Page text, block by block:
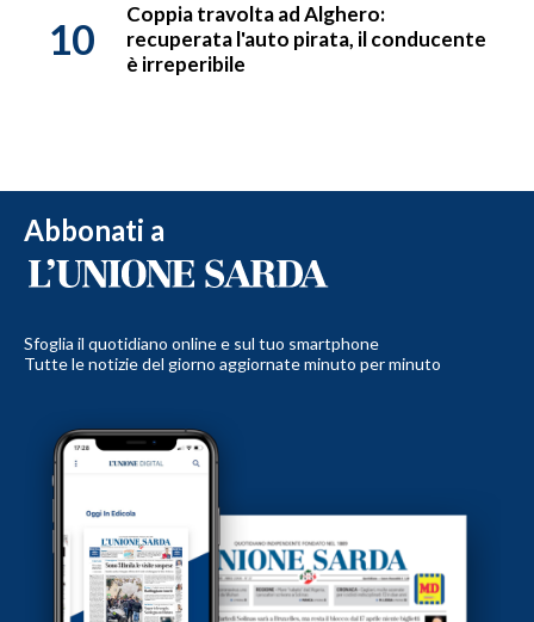
10
Coppia travolta ad Alghero:
recuperata l'auto pirata, il conducente
è irreperibile
Abbonati a
Sfoglia il quotidiano online e sul tuo smartphone
Tutte le notizie del giorno aggiornate minuto per minuto